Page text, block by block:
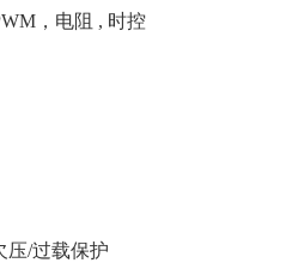
，电阻 , 时控
压/过载保护